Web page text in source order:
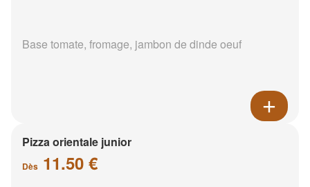
Base tomate, fromage, jambon de dinde oeuf
Pizza orientale junior
Dès 11.50 €